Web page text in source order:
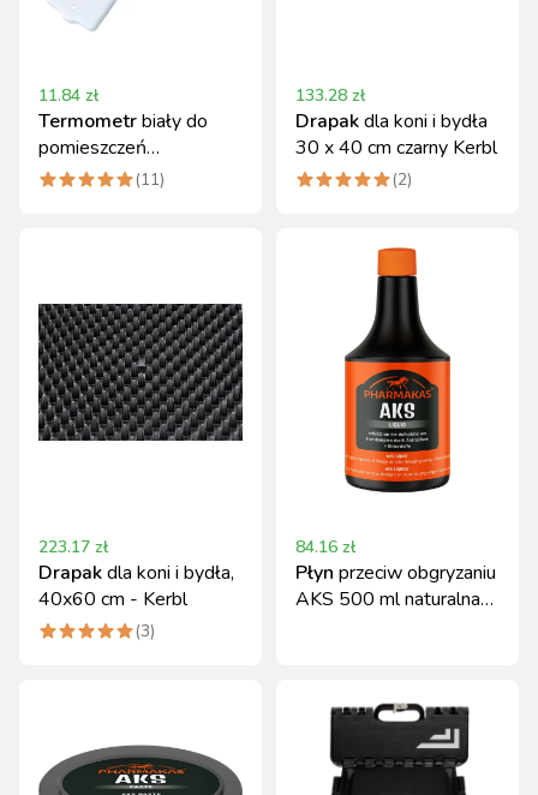
11.84 zł
Termometrbiały do
pomieszczeń
gospodarczych Kerbl
(11)
133.28 zł
Drapakdla koni i bydła
30 x 40 cm czarny Kerbl
(2)
223.17 zł
Drapakdla koni i bydła,
40x60 cm - Kerbl
(3)
84.16 zł
Płyn przeciw obgryzaniu
AKS 500 ml naturalna